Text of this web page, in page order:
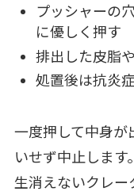
プッシャーの
に優しく押す
排出した皮脂
処置後は抗炎
一度押して中身
いせず中止しま
生消えないクレ